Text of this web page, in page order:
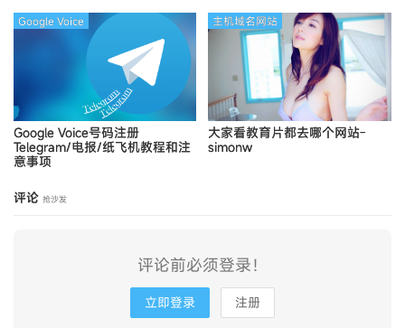
Google Voice号码注册
Telegram/电报/纸飞机教程和注
意事项
Google Voice
大家看教育片都去哪个网站-
simonw
主机域名网站
评论 抢沙发
评论前必须登录！
立即登录 注册